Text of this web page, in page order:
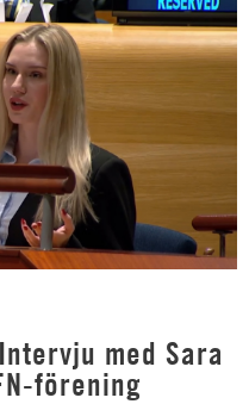
med Sara
förening